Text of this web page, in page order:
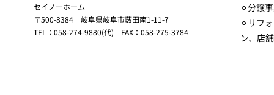
セイノーホーム
〒500-8384 岐阜県岐阜市薮田南1-11-7
TEL：058-274-9880(代) FAX：058-275-3784
⚪︎分譲
⚪︎リフ
ン、店